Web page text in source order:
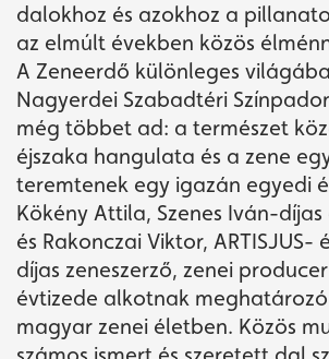
dalokhoz és azokhoz a
az elmúlt években közös
A Zeneerdő különleges
Nagyerdei Szabadtéri
még többet ad: a természet
éjszaka hangulata és a zene
teremtenek egy igazán egyedi
Kökény Attila, Szenes Iván-
és Rakonczai Viktor, ARTISJUS-
díjas zeneszerző, zenei
évtizede alkotnak
magyar zenei életben. Közös